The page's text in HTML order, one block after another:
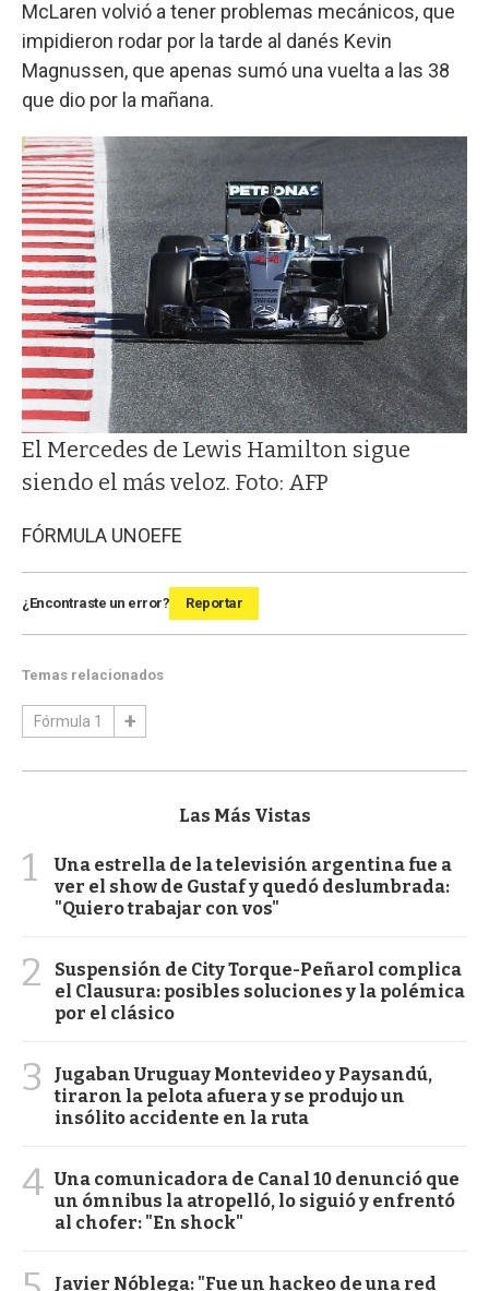
McLaren volvió a tener problemas mecánicos, que
impidieron rodar por la tarde al danés Kevin
Magnussen, que apenas sumó una vuelta a las 38
que dio por la mañana.
El Mercedes de Lewis Hamilton sigue
siendo el más veloz. Foto: AFP
FÓRMULA UNOEFE
¿Encontraste un error? Reportar
Temas relacionados
Fórmula 1
Las Más Vistas
1
Una estrella de la televisión argentina fue a
ver el show de Gustaf y quedó deslumbrada:
"Quiero trabajar con vos"
2
Suspensión de City Torque-Peñarol complica
el Clausura: posibles soluciones y la polémica
por el clásico
3
Jugaban Uruguay Montevideo y Paysandú,
tiraron la pelota afuera y se produjo un
insólito accidente en la ruta
4 Una comunicadora de Canal 10 denunció que
un ómnibus la atropelló, lo siguió y enfrentó
al chofer: "En shock"
Javier Nóblega: "Fue un hackeo de una red